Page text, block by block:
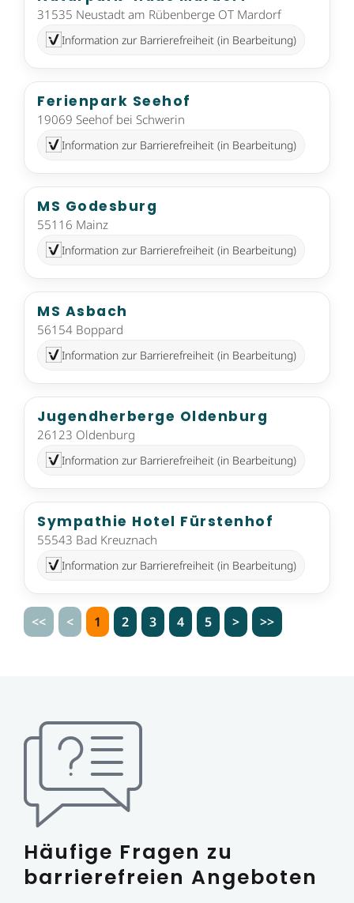
31535 Neustadt am Rübenberge OT Mardorf
Information zur Barrierefreiheit (in Bearbeitung)
Ferienpark Seehof
19069 Seehof bei Schwerin
Information zur Barrierefreiheit (in Bearbeitung)
MS Godesburg
55116 Mainz
Information zur Barrierefreiheit (in Bearbeitung)
MS Asbach
56154 Boppard
Information zur Barrierefreiheit (in Bearbeitung)
Jugendherberge Oldenburg
26123 Oldenburg
Information zur Barrierefreiheit (in Bearbeitung)
Sympathie Hotel Fürstenhof
55543 Bad Kreuznach
Information zur Barrierefreiheit (in Bearbeitung)
<< < 1 2 3 4 5 > >>
Häufige Fragen zu
barrierefreien Angeboten